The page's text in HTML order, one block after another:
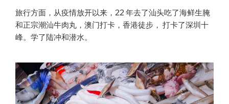
旅行方面，从疫情放开以来，22 年去了汕头吃了海鲜生腌
和正宗潮汕牛肉丸，澳门打卡，香港徒步， 打卡了深圳十
峰。学了陆冲和潜水。